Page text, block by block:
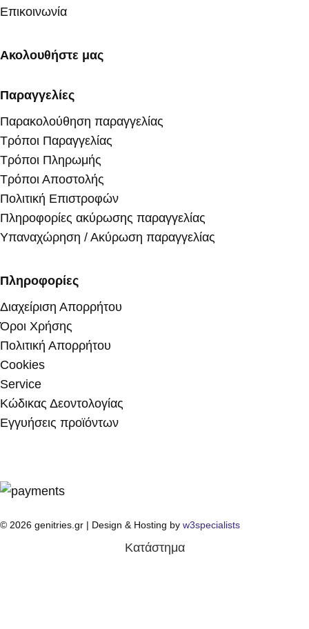
Επικοινωνία
Ακολουθήστε μας
Παραγγελίες
Παρακολούθηση παραγγελίας
Τρόποι Παραγγελίας
Τρόποι Πληρωμής
Τρόποι Αποστολής
Πολιτική Επιστροφών
Πληροφορίες ακύρωσης παραγγελίας
Υπαναχώρηση / Ακύρωση παραγγελίας
Πληροφορίες
Διαχείριση Απορρήτου
Όροι Χρήσης
Πολιτική Απορρήτου
Cookies
Service
Κώδικας Δεοντολογίας
Εγγυήσεις προϊόντων
© 2026 genitries.gr | Design & Hosting by w3specialists
Κατάστημα